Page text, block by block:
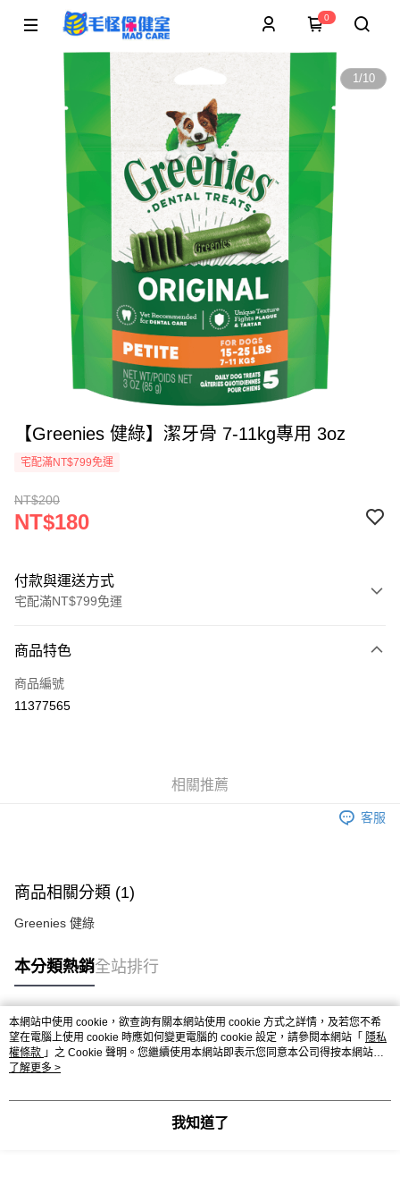
0
1/10
【Greenies 健綠】潔牙骨 7-11kg專用 3oz
宅配滿NT$799免運
NT$200
NT$180
付款與運送方式
宅配滿NT$799免運
信用卡一次付款
Apple Pay
每筆NT$80，滿NT$799(含以上)免運費
貨到付款
商品特色
商品編號
11377565
相關推薦
客服
商品相關分類 (1)
Greenies 健綠
本分類熱銷全站排行
熱門標籤
本網站中使用 cookie，欲查詢有關本網站使用 cookie 方式之詳情，及若您不希
望在電腦上使用 cookie 時應如何變更電腦的 cookie 設定，請參閱本網站「 隱私
權條款 」之 Cookie 聲明。您繼續使用本網站即表示您同意本公司得按本網站使
用條款之 Cookie 聲明使用 cookie。
了解更多 >
我知道了